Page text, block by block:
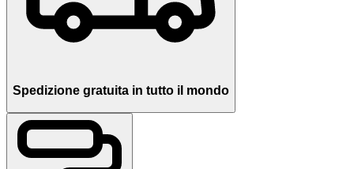
Spedizione gratuita in tutto il mondo